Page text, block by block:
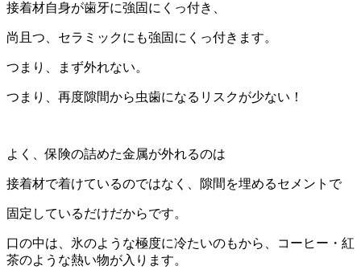
接着材自身が歯牙に強固にくっ付き、
尚且つ、セラミックにも強固にくっ付きます。
つまり、まず外れない。
つまり、再度隙間から虫歯になるリスクが少ない！
よく、保険の詰めた金属が外れるのは
接着材で着けているのではなく、隙間を埋めるセメントで
固定しているだけだからです。
口の中は、氷のような極度に冷たいのもから、コーヒー・紅
茶のような熱い物が入ります。